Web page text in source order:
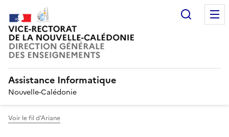
Assistance Informatique
Nouvelle-Calédonie
Voir le fil d’Ariane